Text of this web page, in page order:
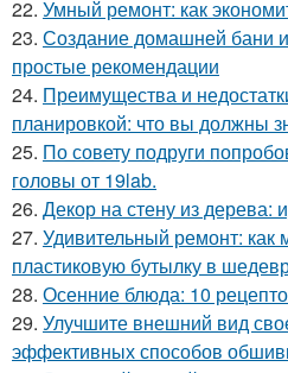
22. Умный ремонт: как
23. Создание домашней бани
простые рекомендации
24. Преимущества и
планировкой: что вы должны
25. По совету подруги
головы от 19lab.
26. Декор на стену из дерева:
27. Удивительный ремонт: как
пластиковую бутылку в
28. Осенние блюда: 10
29. Улучшите внешний вид
эффективных способов